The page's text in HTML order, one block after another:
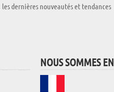
dernières nouveautés et tendances
NOUS SOMMES EN